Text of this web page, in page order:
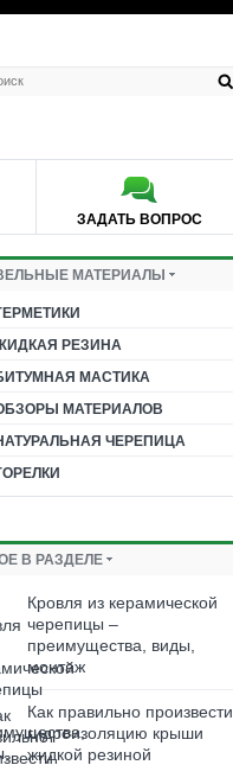
ЗАДАТЬ ВОПРОС
МАТЕРИАЛЫ
РЕЗИНА
МАСТИКА
МАТЕРИАЛОВ
ЧЕРЕПИЦА
В РАЗДЕЛЕ
Кровля из керамической
черепицы –
преимущества, виды,
монтаж
Как правильно произвести
гидроизоляцию крыши
жидкой резиной